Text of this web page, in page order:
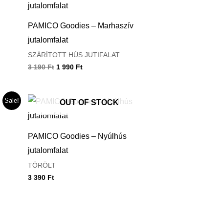
PAMICO Goodies – Marhaszív
jutalomfalat
SZÁRÍTOTT HÚS JUTIFALAT
3 190Ft
was:
190 Ft.
1 990 Ft
990 Ft.
Sale! OUT OF STOCK
PAMICO Goodies – Nyúlhús
jutalomfalat
TÖRÖLT
3 390 Ft